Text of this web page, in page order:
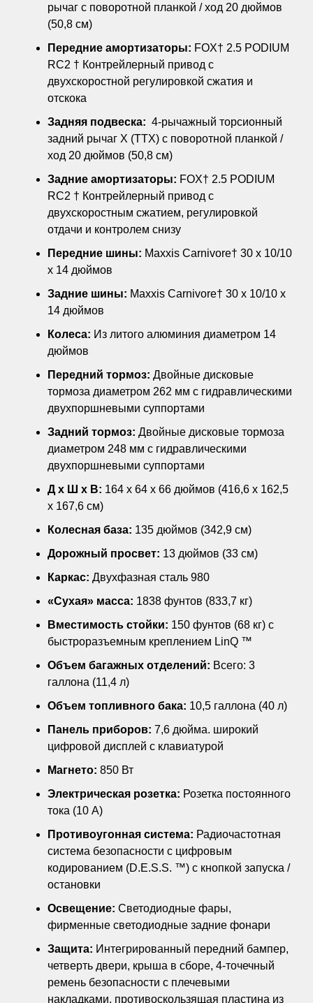
рычаг с поворотной планкой / ход 20 дюймов
(50,8 см)
Передние амортизаторы: FOX† 2.5 PODIUM
RC2 † Контрейлерный привод с
двухскоростной регулировкой сжатия и
отскока
Задняя подвеска: 4-рычажный торсионный
задний рычаг X (TTX) с поворотной планкой /
ход 20 дюймов (50,8 см)
Задние амортизаторы: FOX† 2.5 PODIUM
RC2 † Контрейлерный привод с
двухскоростным сжатием, регулировкой
отдачи и контролем снизу
Передние шины: Maxxis Carnivore† 30 x 10/10
x 14 дюймов
Задние шины: Maxxis Carnivore† 30 x 10/10 x
14 дюймов
Колеса: Из литого алюминия диаметром 14
дюймов
Передний тормоз: Двойные дисковые
тормоза диаметром 262 мм с гидравлическими
двухпоршневыми суппортами
Задний тормоз: Двойные дисковые тормоза
диаметром 248 мм с гидравлическими
двухпоршневыми суппортами
Д x Ш x В: 164 x 64 x 66 дюймов (416,6 x 162,5
x 167,6 см)
Колесная база: 135 дюймов (342,9 см)
Дорожный просвет: 13 дюймов (33 см)
Каркас: Двухфазная сталь 980
«Сухая» масса: 1838 фунтов (833,7 кг)
Вместимость стойки: 150 фунтов (68 кг) с
быстроразъемным креплением LinQ ™
Объем багажных отделений: Всего: 3
галлона (11,4 л)
Объем топливного бака: 10,5 галлона (40 л)
Панель приборов: 7,6 дюйма. широкий
цифровой дисплей с клавиатурой
Магнето: 850 Вт
Электрическая розетка: Розетка постоянного
тока (10 А)
Противоугонная система: Радиочастотная
система безопасности с цифровым
кодированием (D.E.S.S. ™) с кнопкой запуска /
остановки
Освещение: Светодиодные фары,
фирменные светодиодные задние фонари
Защита: Интегрированный передний бампер,
четверть двери, крыша в сборе, 4-точечный
ремень безопасности с плечевыми
накладками, противоскользящая пластина из